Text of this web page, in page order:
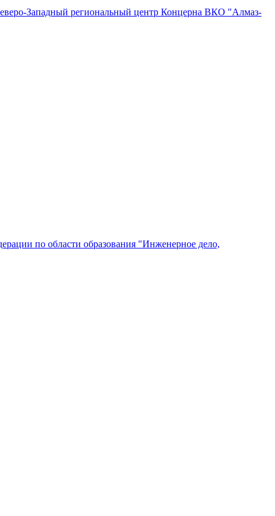
Западный региональный центр Концерна ВКО "Алмаз-
по области образования "Инженерное дело,